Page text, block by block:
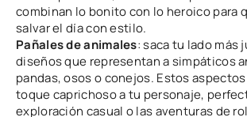
combinan lo bonito con lo heroico para
salvar el día con estilo.
Pañales de animales: saca tu lado más
diseños que representan a simpáticos
pandas, osos o conejos. Estos
toque caprichoso a tu personaje,
exploración casual o las aventuras de